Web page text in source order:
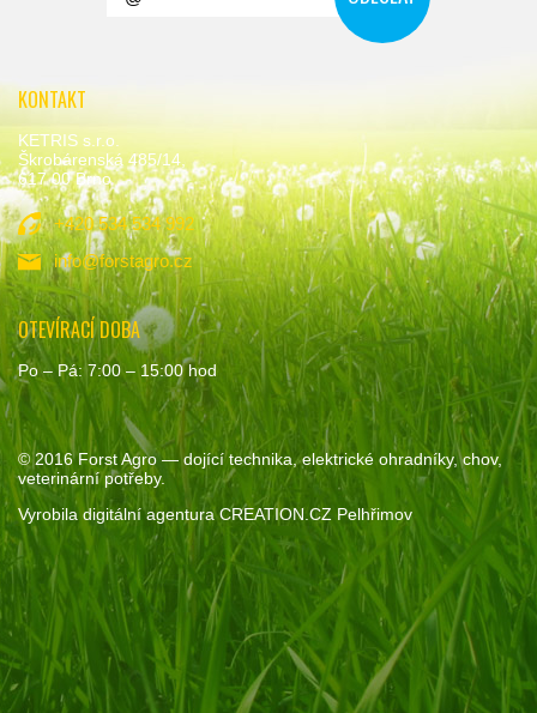
KONTAKT
KETRIS s.r.o.
Škrobárenská 485/14,
617 00 Brno
+420 534 534 992
info@forstagro.cz
OTEVÍRACÍ DOBA
Po – Pá: 7:00 – 15:00 hod
© 2016Forst Agro— dojící technika, elektrické ohradníky, chov,
veterinární potřeby.
Vyrobila digitální agentura CREATION.CZ Pelhřimov